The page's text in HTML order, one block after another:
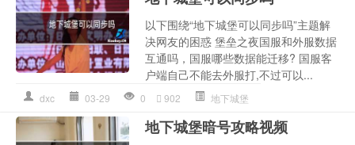
以下围绕“地下城堡可以同步吗”主题解
决网友的困惑 堡垒之夜国服和外服数据
互通吗，国服哪些数据能迁移? 国服客
户端自己不能去外服打,不过可以...
dxc 03-29 0 902 地下城堡
地下城堡暗号攻略视频